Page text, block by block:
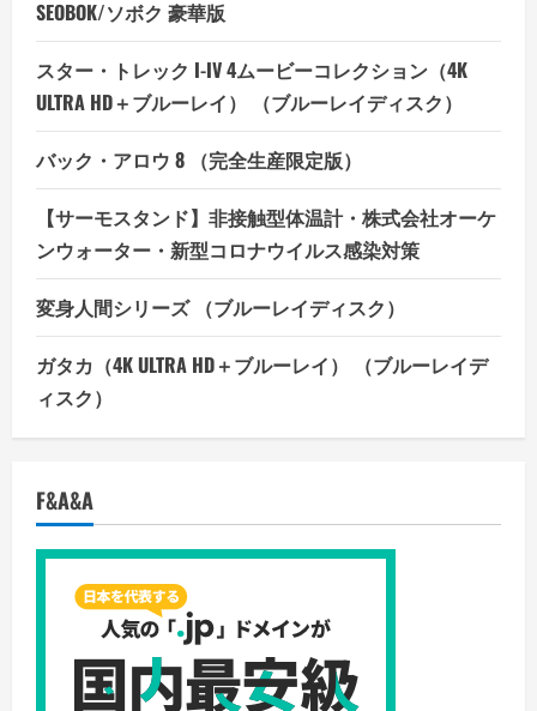
SEOBOK/ソボク 豪華版
スター・トレック I-IV 4ムービーコレクション（4K
ULTRA HD＋ブルーレイ） （ブルーレイディスク）
バック・アロウ 8 （完全生産限定版）
【サーモスタンド】非接触型体温計・株式会社オーケ
ンウォーター・新型コロナウイルス感染対策
変身人間シリーズ （ブルーレイディスク）
ガタカ（4K ULTRA HD＋ブルーレイ） （ブルーレイデ
ィスク）
F&A&A